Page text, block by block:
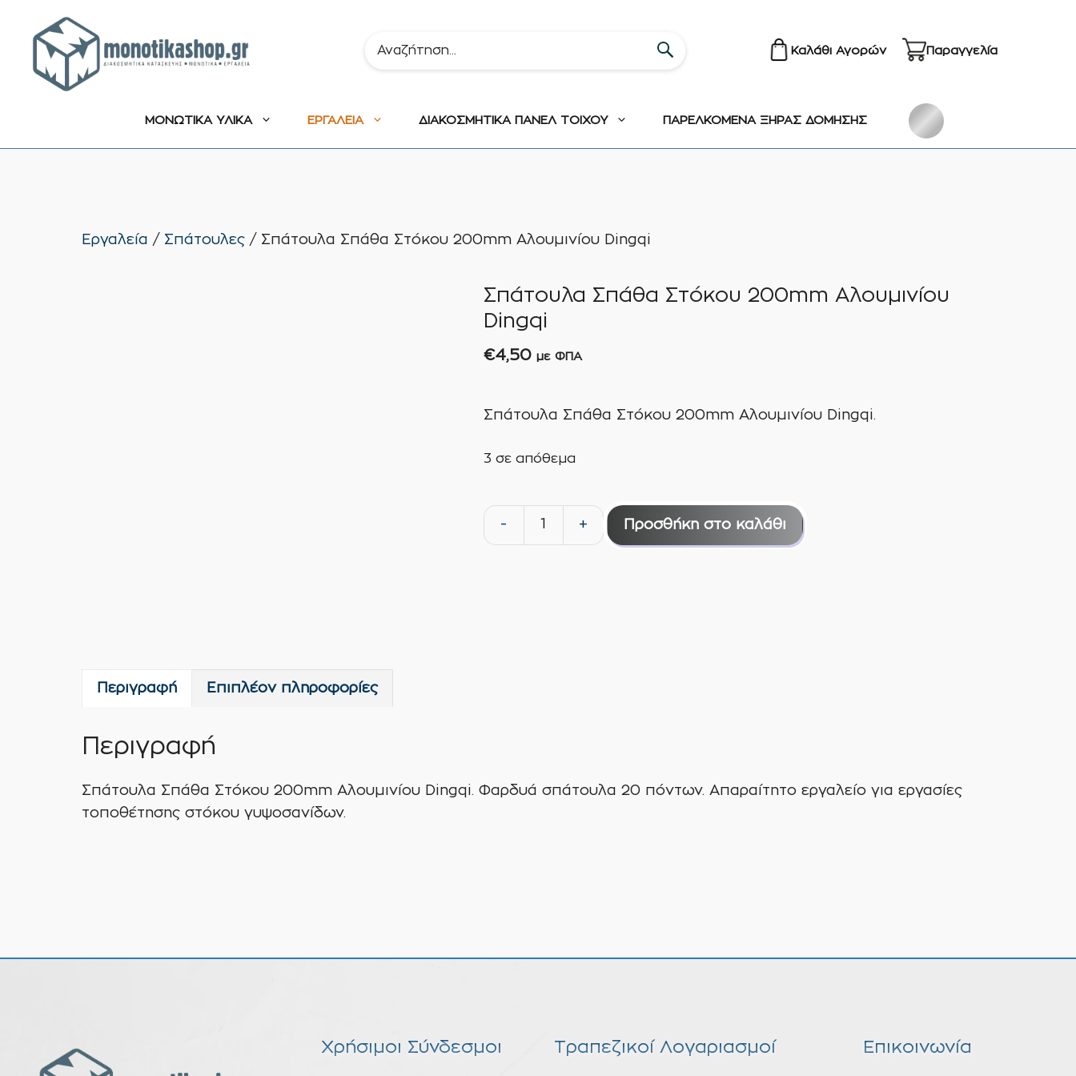
περιεχόμενο
Καλάθι Αγορών Παραγγελία
ΜΟΝΩΤΙΚΑ ΥΛΙΚΑ ΕΡΓΑΛΕΙΑ ΔΙΑΚΟΣΜΗΤΙΚΑ ΠΑΝΕΛ ΤΟΙΧΟΥ ΠΑΡΕΛΚΟΜΕΝΑ ΞΗΡΑΣ ΔΟΜΗΣΗΣ
Εργαλεία / Σπάτουλες / Σπάτουλα Σπάθα Στόκου 200mm Αλουμινίου Dingqi
Σπάτουλα Σπάθα Στόκου 200mm Αλουμινίου
Dingqi
€4,50 με ΦΠΑ
Σπάτουλα Σπάθα Στόκου 200mm Αλουμινίου Dingqi.
3 σε απόθεμα
-
Σπάτουλα
+ Προσθήκη στο καλάθι
Περιγραφή Επιπλέον πληροφορίες
Περιγραφή
Σπάτουλα Σπάθα Στόκου 200mm Αλουμινίου Dingqi. Φαρδυά σπάτουλα 20 πόντων. Απαραίτητο εργαλείο για εργασίες
τοποθέτησης στόκου γυψοσανίδων.
Χρήσιμοι Σύνδεσμοι Τραπεζικοί Λογαριασμοί Επικοινωνία